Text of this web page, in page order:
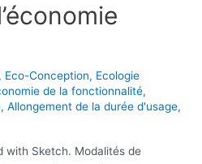
, Eco-Conception, Ecologie
de la fonctionnalité,
,Allongement de la durée d'usage,
with Sketch. Modalités de